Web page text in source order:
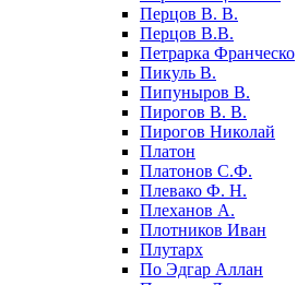
Перцов В. В.
Перцов В.В.
Петрарка Франческо
Пикуль В.
Пипуныров В.
Пирогов В. В.
Пирогов Николай
Платон
Платонов С.Ф.
Плевако Ф. Н.
Плеханов А.
Плотников Иван
Плутарх
По Эдгар Аллан